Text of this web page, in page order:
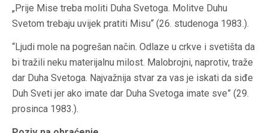
„Prije Mise treba moliti Duha Svetoga. Molitve Duhu
Svetom trebaju uvijek pratiti Misu“ (26. studenoga 1983.).
“Ljudi mole na pogrešan način. Odlaze u crkve i svetišta da
bi tražili neku materijalnu milost. Malobrojni, naprotiv, traže
dar Duha Svetoga. Najvažnija stvar za vas je iskati da siđe
Duh Sveti jer ako imate dar Duha Svetoga imate sve” (29.
prosinca 1983.).